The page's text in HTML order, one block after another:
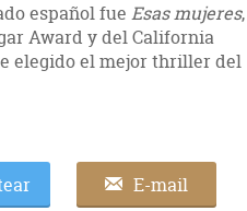
español fue Esas mujeres,
Award y del California
elegido el mejor thriller del
E-mail